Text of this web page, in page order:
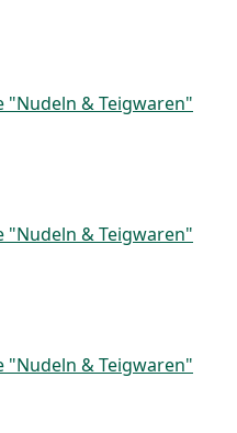
& Teigwaren"
& Teigwaren"
& Teigwaren"